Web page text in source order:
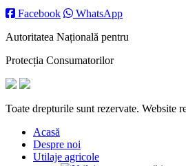
Facebook
WhatsApp
Autoritatea Națională pentru
Protecția Consumatorilor
Toate drepturile sunt rezervate. Website
Acasă
Despre noi
Utilaje agricole